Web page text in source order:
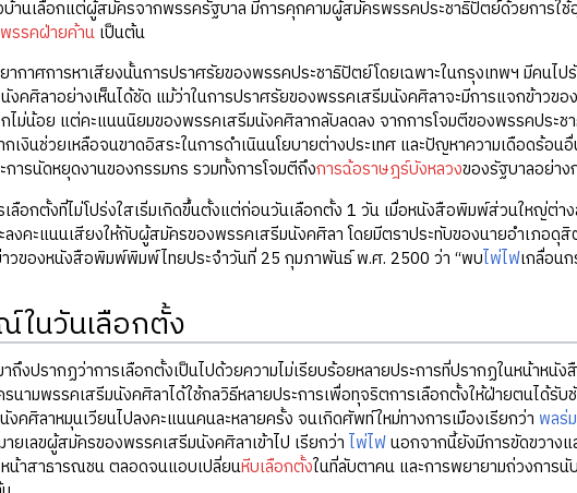
บ้านเลือกแต่ผู้สมัครจากพรรครัฐบาล มีการคุกคามผู้สมัครพรรคประชาธิปัตย์ด้วยการใช้
พรรคฝ่ายค้านเป็นต้น
ากาศการหาเสียงนั้นการปราศรัยของพรรคประชาธิปัตย์โดยเฉพาะในกรุงเทพฯ มีคนไ
คศิลาอย่างเห็นได้ชัด แม้ว่าในการปราศรัยของพรรคเสรีมนังคศิลาจะมีการแจกข้าวขอ
ไม่น้อย แต่คะแนนนิยมของพรรคเสรีมนังคศิลากลับลดลง จากการโจมตีของพรรคประ
เงินช่วยเหลือจนขาดอิสระในการดำเนินนโยบายต่างประเทศ และปัญหาความเดือดร้
การนัดหยุดงานของกรรมกร รวมทั้งการโจมตีถึงการฉ้อราษฎร์บังหลวงของรัฐบาลอย่าง
เลือกตั้งที่ไม่โปร่งใสเริ่มเกิดขึ้นตั้งแต่ก่อนวันเลือกตั้ง 1 วัน เมื่อหนังสือพิมพ์ส่วนใหญ่ต่
งคะแนนเสียงให้กับผู้สมัครของพรรคเสรีมนังคศิลา โดยมีตราประทับของนายอำเภอ
วของหนังสือพิมพ์พิมพ์ไทยประจำวันที่ 25 กุมภาพันธ์ พ.ศ. 2500 ว่า “พบไพ่ไฟเกลื่อนก
ในวันเลือกตั้ง
าถึงปรากฏว่าการเลือกตั้งเป็นไปด้วยความไม่เรียบร้อยหลายประการที่ปรากฏในหน้าห
นามพรรคเสรีมนังคศิลาได้ใช้กลวิธีหลายประการเพื่อทุจริตการเลือกตั้งให้ฝ่ายตนได้รั
คศิลาหมุนเวียนไปลงคะแนนคนละหลายครั้ง จนเกิดศัพท์ใหม่ทางการเมืองเรียกว่า พลร่ม
ยเลขผู้สมัครของพรรคเสรีมนังคศิลาเข้าไป เรียกว่า ไพ่ไฟนอกจากนี้ยังมีการขัดขวางแ
น้าสาธารณชน ตลอดจนแอบเปลี่ยนหีบเลือกตั้งในที่ลับตาคน และการพยายามถ่วงการ